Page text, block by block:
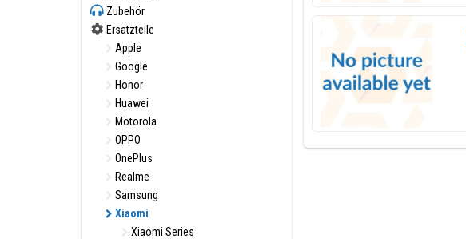
Zubehör
Ersatzteile
Apple
Google
Honor
Huawei
Motorola
OPPO
OnePlus
Realme
Samsung
Xiaomi
Xiaomi Series